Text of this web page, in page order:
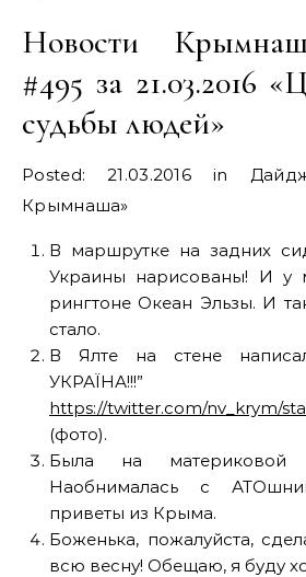
Новости
#495 за 21.03.2016
судьбы людей»
Posted: 21.03.2016 in
Крымнаша»
В маршрутке на задних
Украины нарисованы! И у
рингтоне Океан Эльзы. И
стало.
В Ялте на стене
УКРАЇНА!!!”
https://twitter.com/nv_krym/
(фото).
Была на материковой
Наобнималась с
приветы из Крыма.
Боженька, пожалуйста,
всю весну! Обещаю, я буду